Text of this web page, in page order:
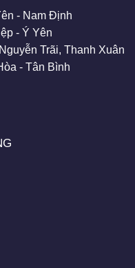
- Nam Định
- Ý Yên
Trãi, Thanh Xuân
- Tân Bình